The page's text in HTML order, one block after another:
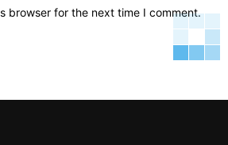
browser for the next time I comment.